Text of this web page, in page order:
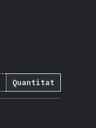
Quantitat